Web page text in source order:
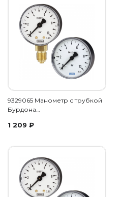
9329065 Манометр с трубкой
Бурдона…
1 209 ₽